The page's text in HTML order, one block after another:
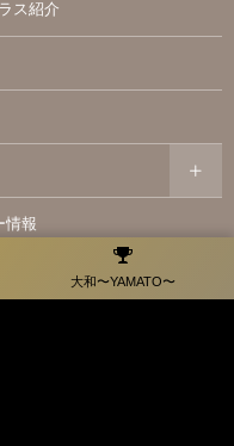
大和〜YAMATO〜
ス紹介
情報